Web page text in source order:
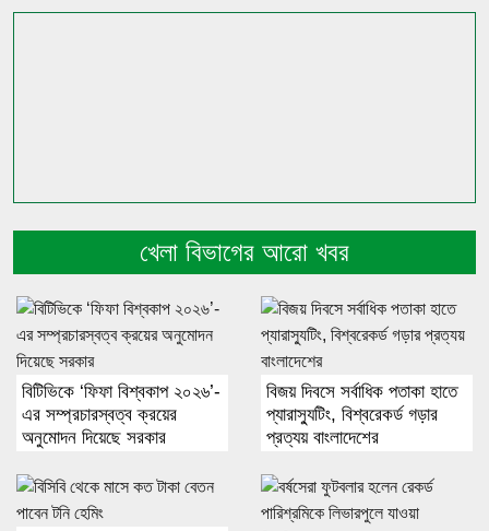
খেলা বিভাগের আরো খবর
বিটিভিকে ‘ফিফা বিশ্বকাপ ২০২৬’-
এর সম্প্রচারস্বত্ব ক্রয়ের
অনুমোদন দিয়েছে সরকার
বিজয় দিবসে সর্বাধিক পতাকা হাতে
প্যারাস্যুটিং, বিশ্বরেকর্ড গড়ার
প্রত্যয় বাংলাদেশের